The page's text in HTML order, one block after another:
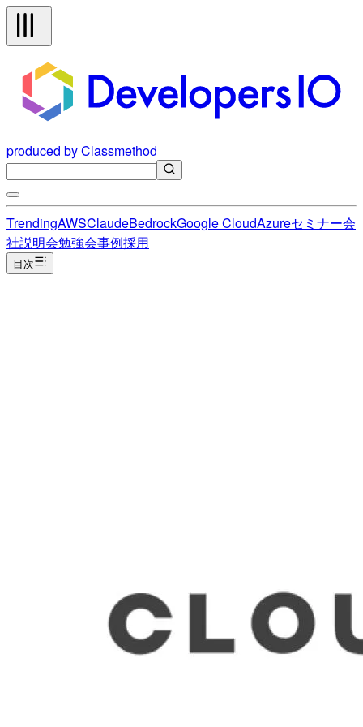
produced by Classmethod
TrendingAWSClaudeBedrockGoogle CloudAzureセミナー会
社説明会勉強会事例採用
目次